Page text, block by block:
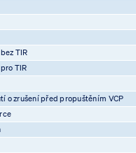
TIR
TIR
o zrušení před propuštěním VCP